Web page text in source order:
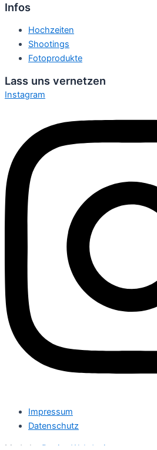
Infos
Hochzeiten
Shootings
Fotoprodukte
Lass uns vernetzen
Instagram
Impressum
Datenschutz